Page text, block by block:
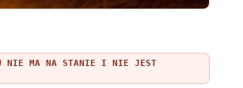
NIE MA NA STANIE I NIE JEST